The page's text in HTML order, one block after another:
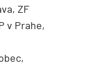
ZF
v Prahe,